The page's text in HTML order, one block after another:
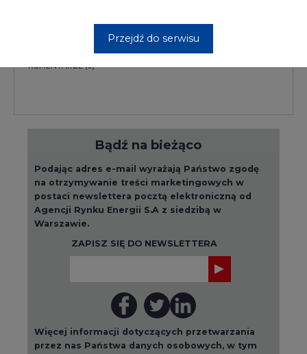
Przejdź do serwisu
KOMENTARZE(0)
Bądź na bieżąco
Podając adres e-mail wyrażają Państwo zgodę
na otrzymywanie treści marketingowych w
postaci newslettera pocztą elektroniczną od
Agencji Rynku Energii S.A z siedzibą w
Warszawie.
ZAPISZ SIĘ DO NEWSLETTERA
Więcej informacji dotyczących przetwarzania
przez nas Państwa danych osobowych, w tym